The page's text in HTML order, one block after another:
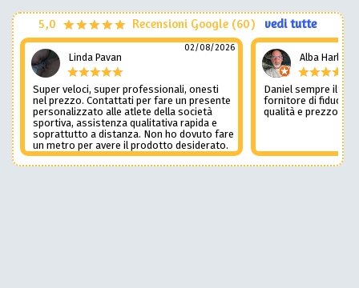
5,0 Recensioni Google (60) vedi tutte
Linda Pavan
02/08/2026
Super veloci, super professionali, onesti
nel prezzo. Contattati per fare un presente
personalizzato alle atlete della società
sportiva, assistenza qualitativa rapida e
soprattutto a distanza. Non ho dovuto fare
un metro per avere il prodotto desiderato.
Una assistenza del genere è rara e
preziosa. Credo li contatterò ancora in
Alba Harley
Daniel sempre il
fornitore di fiducia
qualità e prezzo